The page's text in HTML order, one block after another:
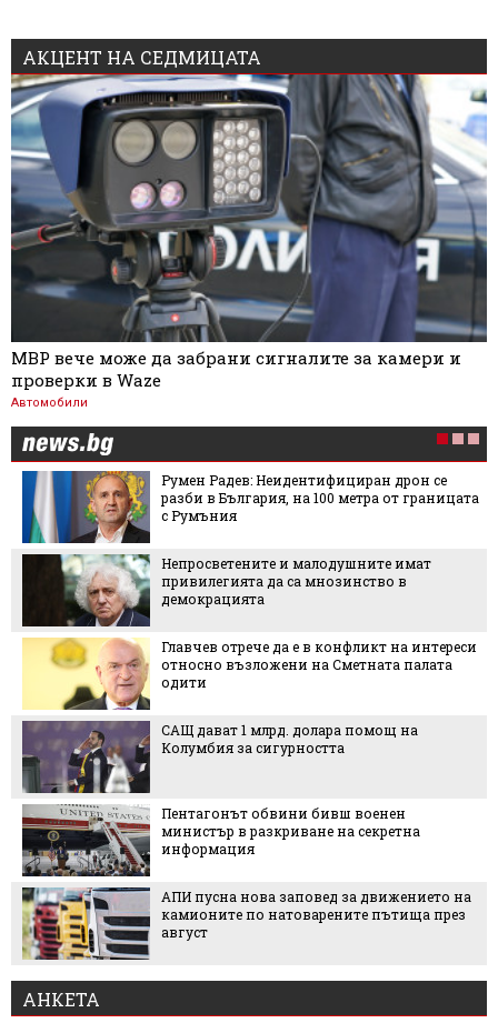
АКЦЕНТ НА СЕДМИЦАТА
МВР вече може да забрани сигналите за камери и
проверки в Waze
Автомобили
Румен Радев: Неидентифициран дрон се
разби в България, на 100 метра от границата
с Румъния
Непросветените и малодушните имат
привилегията да са мнозинство в
демокрацията
Главчев отрече да е в конфликт на интереси
относно възложени на Сметната палата
одити
САЩ дават 1 млрд. долара помощ на
Колумбия за сигурността
Пентагонът обвини бивш военен
министър в разкриване на секретна
информация
АПИ пусна нова заповед за движението на
камионите по натоварените пътища през
август
АНКЕТА